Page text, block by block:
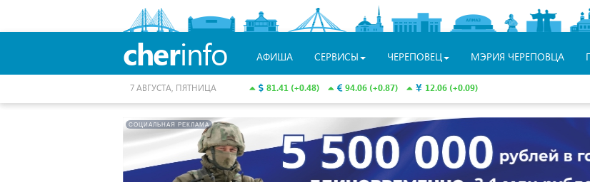
cherinfo АФИША СЕРВИСЫ ЧЕРЕПОВЕЦ МЭРИЯ ЧЕРЕПОВЦА
81.41 (+0.48) 94.06 (+0.87) 12.06 (+0.09)
7 АВГУСТА, ПЯТНИЦА
СОЦИАЛЬНАЯ РЕКЛАМА